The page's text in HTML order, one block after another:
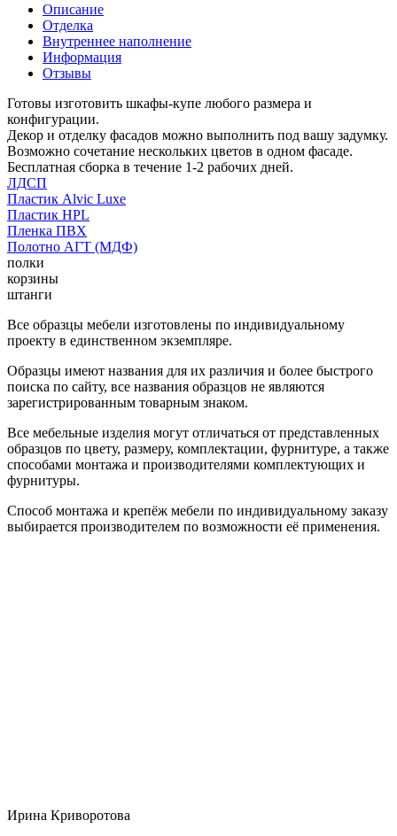
Описание
Отделка
Внутреннее наполнение
Информация
Отзывы
Готовы изготовить шкафы-купе любого размера и
конфигурации.
Декор и отделку фасадов можно выполнить под вашу задумку.
Возможно сочетание нескольких цветов в одном фасаде.
Бесплатная сборка в течение 1-2 рабочих дней.
ЛДСП
Пластик Alvic Luxe
Пластик HPL
Пленка ПВХ
Полотно АГТ (МДФ)
полки
корзины
штанги
Все образцы мебели изготовлены по индивидуальному
проекту в единственном экземпляре.
Образцы имеют названия для их различия и более быстрого
поиска по сайту, все названия образцов не являются
зарегистрированным товарным знаком.
Все мебельные изделия могут отличаться от представленных
образцов по цвету, размеру, комплектации, фурнитуре, а также
способами монтажа и производителями комплектующих и
фурнитуры.
Способ монтажа и крепёж мебели по индивидуальному заказу
выбирается производителем по возможности её применения.
Ирина Криворотова